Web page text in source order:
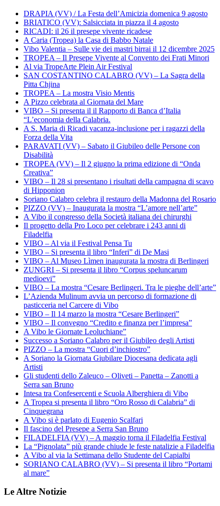
DRAPIA (VV) / La Festa dell’Amicizia domenica 9 agosto
BRIATICO (VV): Salsicciata in piazza il 4 agosto
RICADI: il 26 il presepe vivente ricadese
A Caria (Tropea) la Casa di Babbo Natale
Vibo Valentia – Sulle vie dei mastri birrai il 12 dicembre 2025
TROPEA – Il Presepe Vivente al Convento dei Frati Minori
Al via TropeArte Plein Air Festival
SAN COSTANTINO CALABRO (VV) – La Sagra della
Pitta Chjina
TROPEA – La mostra Visio Mentis
A Pizzo celebrata al Giornata del Mare
VIBO – Si presenta il il Rapporto di Banca d’Italia
“L’economia della Calabria.
A S. Maria di Ricadi vacanza-inclusione per i ragazzi della
Forza della Vita
PARAVATI (VV) – Sabato il Giubileo delle Persone con
Disabilità
TROPEA (VV) – Il 2 giugno la prima edizione di “Onda
Creativa”
VIBO – Il 28 si presentano i risultati della campagna di scavo
di Hipponion
Soriano Calabro celebra il restauro della Madonna del Rosario
PIZZO (VV) – Inaugurata la mostra “L’amore nell’arte”
A Vibo il congresso della Società italiana dei chirurghi
Il progetto della Pro Loco per celebrare i 243 anni di
Filadelfia
VIBO – Al via il Festival Pensa Tu
VIBO – Si presenta il libro “Inferi” di De Masi
VIBO – Al Museo Lìmen inaugurata la mostra di Berlingeri
ZUNGRI – Si presenta il libro “Corpus speluncarum
medioevi”
VIBO – La mostra “Cesare Berlingeri. Tra le pieghe dell’arte”
L’Azienda Mulinum avvia un percorso di formazione di
pasticceria nel Carcere di Vibo
VIBO – Il 14 marzo la mostra “Cesare Berlingeri”
VIBO – Il convegno “Credito e finanza per l’impresa”
A Vibo le Giornate Leoluchiane”
Successo a Soriano Calabro per il Giubileo degli Artisti
PIZZO – La mostra “Cuori d’inchiostro”
A Soriano la Giornata Giubilare Diocesana dedicata agli
Artisti
Gli studenti dello Zaleuco – Oliveti – Panetta – Zanotti a
Serra san Bruno
Intesa tra Confesercenti e Scuola Alberghiera di Vibo
A Tropea si presenta il libro “Oro Rosso di Calabria” di
Cinquegrana
A Vibo si è parlato di Eugenio Scalfari
Il fascino del Presepe a Serra San Bruno
FILADELFIA (VV) – A maggio torna il Filadelfia Festival
La “Pignolata” più grande chiude le feste natalizie a Filadelfia
A Vibo al via la Settimana dello Studente del Capialbi
SORIANO CALABRO (VV) – Si presenta il libro “Portami
al mare”
Le Altre Notizie